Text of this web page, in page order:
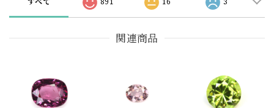
関連商品